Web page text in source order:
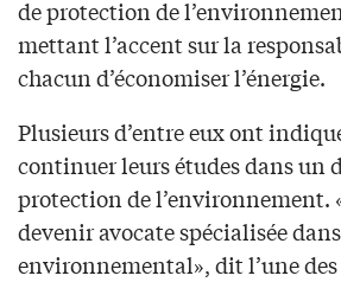
de protection de
mettant l’accent sur la
chacun d’économiser l’énergie.
Plusieurs d’entre eux ont
continuer leurs études dans un
protection de l’environnement.
devenir avocate spécialisée
environnemental», dit l’une des